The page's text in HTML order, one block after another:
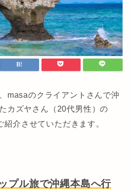
masaのクライアントさんで沖
カズヤさん（20代男性）の
紹介させていただきます。
プル旅で沖縄本島へ行